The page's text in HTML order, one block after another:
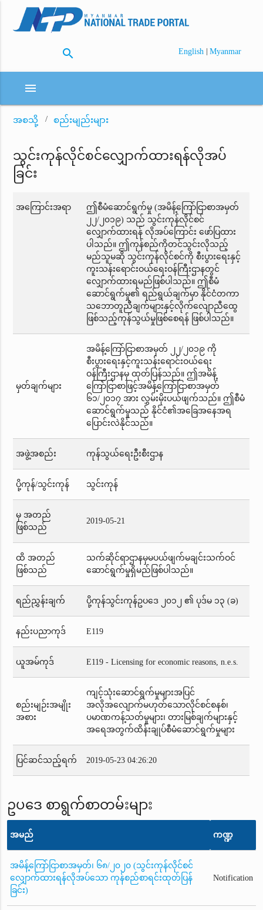
search English | Myanmar
menu
အစသို့ စည်းမျည်းများ
သွင်းကုန်လိုင်စင်လျှောက်ထားရန်လိုအပ်
ခြင်း
အကြောင်းအရာ
ဤစီမံဆောင်ရွက်မှု (အမိန့်ကြော်ငြာစာအမှတ်
၂၂/၂၀၁၉) သည် သွင်းကုန်လိုင်စင်
လျှောက်ထားရန် လိုအပ်ကြောင်း ဖော်ပြထား
ပါသည်။ ဤကုန်စည်ကိုတင်သွင်းလိုသည့်
မည်သူမဆို သွင်းကုန်လိုင်စင်ကို စီးပွားရေးနှင့်
ကူးသန်းရောင်းဝယ်ရေးဝန်ကြီးဌာနတွင်
လျှောက်ထားရမည်ဖြစ်ပါသည်။ ဤစီမံ
ဆောင်ရွက်မှု၏ ရည်ရွယ်ချက်မှာ နိုင်ငံတကာ
သဘောတူညီချက်များနှင့်လိုက်လျောညီထွေ
ဖြစ်သည့်ကုန်သွယ်မှုဖြစ်စေရန် ဖြစ်ပါသည်။
မှတ်ချက်များ
အမိန့်ကြော်ငြာစာအမှတ် ၂၂/၂၀၁၉ ကို
စီးပွားရေးနှင့်ကူးသန်းရောင်းဝယ်ရေး
ဝန်ကြီးဌာနမှ ထုတ်ပြန်သည်။ ဤအမိန့်
ကြော်ငြာစာဖြင့်အမိန့်ကြော်ငြာစာအမှတ်
၆၁/၂၀၁၇ အား လွှမ်းမိုးပယ်ဖျက်သည်။ ဤစီမံ
ဆောင်ရွက်မှုသည် နိုင်ငံ၏အခြေအနေအရ
ပြောင်းလဲနိုင်သည်။
အဖွဲ့အစည်း ကုန်သွယ်ရေးဦးစီးဌာန
ပို့ကုန်/သွင်းကုန် သွင်းကုန်
မှ အတည်
ဖြစ်သည်
2019-05-21
ထိ အတည်
ဖြစ်သည်
သက်ဆိုင်ရာဌာနမှမပယ်ဖျက်မချင်းသက်ဝင်
ဆောင်ရွက်မှုရှိမည်ဖြစ်ပါသည်။
ရည်ညွှန်းချက် ပို့ကုန်သွင်းကုန်ဥပဒေ ၂၀၁၂ ၏ ပုဒ်မ ၁၃ (ခ)
နည်းပညာကုဒ် E119
ယူအမ်ကုဒ် E119 - Licensing for economic reasons, n.e.s.
စည်းမျဉ်းအမျိုး
အစား
ကျင့်သုံးဆောင်ရွက်မှုများအပြင်
အလိုအလျောက်မဟုတ်သောလိုင်စင်စနစ်၊
ပမာဏကန့်သတ်မှုများ၊ တားမြစ်ချက်များနှင့်
အရေအတွက်ထိန်းချုပ်စီမံဆောင်ရွက်မှုများ
ပြင်ဆင်သည့်ရက် 2019-05-23 04:26:20
ဥပဒေ စာရွက်စာတမ်းများ
အမည် ကဏ္ဍ
အမိန့်ကြော်ငြာစာအမှတ်၊ ၆၈/၂၀၂၀ (သွင်းကုန်လိုင်စင်
လျှောက်ထားရန်လိုအပ်သော ကုန်စည်စာရင်းထုတ်ပြန်
ခြင်း)
Notification